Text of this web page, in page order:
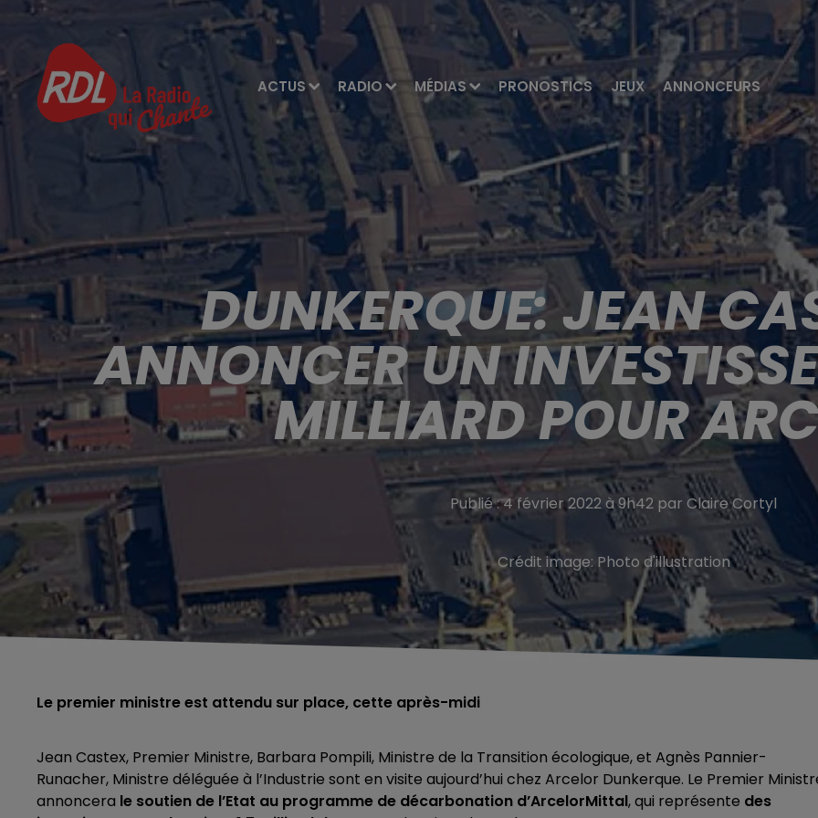
ACTUS RADIO MÉDIAS PRONOSTICS JEUX ANNONCEURS
DUNKERQUE: JEAN
ANNONCER UN
MILLIARD POUR
Publié : 4 février 2022 à 9h42 par Claire Cortyl
Crédit image: Photo d'illustration
Le premier ministre est attendu sur place, cette après-midi
Jean Castex, Premier Ministre, Barbara Pompili, Ministre de la Transition écologique, et Agnès Pannier-
Runacher, Ministre déléguée à l’Industrie sont en visite aujourd’hui chez Arcelor Dunkerque. Le Premier
annoncera le soutien de l’Etat au programme de décarbonation d’ArcelorMittal, qui représente des